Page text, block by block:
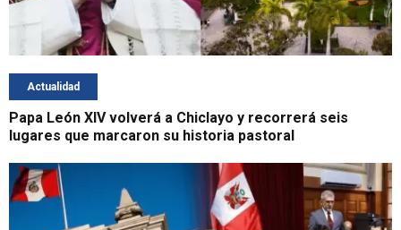
Actualidad
Papa León XIV volverá a Chiclayo y recorrerá seis
lugares que marcaron su historia pastoral